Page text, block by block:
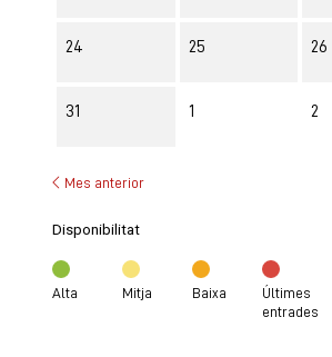
24 25 26
31 1 2
Mes anterior
Disponibilitat
Alta Mitja Baixa
Últimes
entrades